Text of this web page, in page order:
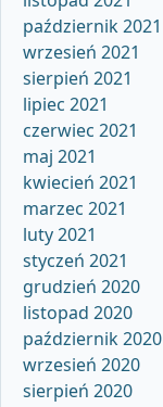
październik 2021
wrzesień 2021
sierpień 2021
lipiec 2021
czerwiec 2021
maj 2021
kwiecień 2021
marzec 2021
luty 2021
styczeń 2021
grudzień 2020
listopad 2020
październik 2020
wrzesień 2020
sierpień 2020